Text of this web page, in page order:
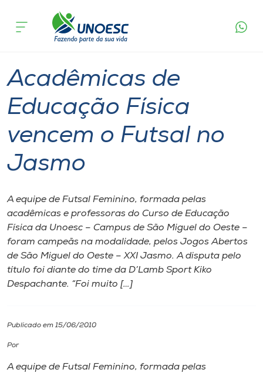
Cursos
Pesquisa
Atendimento ao Estudante
Portal de Ensino
A
Internacionalização
I.nova
Diplomados
acontece
Acadêmicas de
Educação Física
vencem o Futsal no
Jasmo
A equipe de Futsal Feminino, formada pelas
acadêmicas e professoras do Curso de Educação
Física da Unoesc – Campus de São Miguel do Oeste –
foram campeãs na modalidade, pelos Jogos Abertos
de São Miguel do Oeste – XXI Jasmo. A disputa pelo
título foi diante do time da D’Lamb Sport Kiko
Despachante. “Foi muito […]
Publicado em 15/06/2010
Por
A equipe de Futsal Feminino, formada pelas